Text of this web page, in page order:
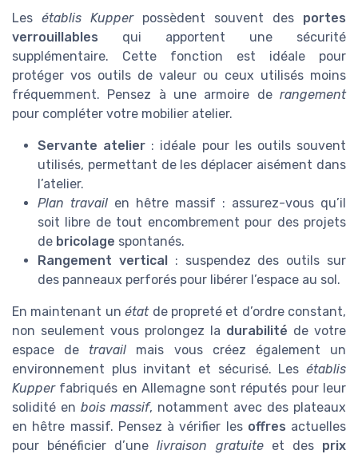
Les établis Kupperpossèdent souvent des portes
verrouillables qui apportent une sécurité
supplémentaire. Cette fonction est idéale pour
protéger vos outils de valeur ou ceux utilisés moins
fréquemment. Pensez à une armoire de rangement
pour compléter votre mobilier atelier.
Servante atelier : idéale pour les outils souvent
utilisés, permettant de les déplacer aisément dans
l’atelier.
Plan travail en hêtre massif : assurez-vous qu’il
soit libre de tout encombrement pour des projets
de bricolage spontanés.
Rangement vertical: suspendez des outils sur
des panneaux perforés pour libérer l’espace au sol.
En maintenant unétatde propreté et d’ordre constant,
non seulement vous prolongez la durabilité de votre
espace de travail mais vous créez également un
environnement plus invitant et sécurisé. Les établis
Kupperfabriqués en Allemagne sont réputés pour leur
solidité en bois massif, notamment avec des plateaux
en hêtre massif. Pensez à vérifier les offres actuelles
pour bénéficier d’unelivraison gratuiteet des prix